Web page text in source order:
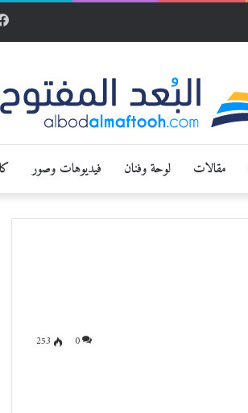
مقالات لوحة وفنان فيديوهات وصور
0
253